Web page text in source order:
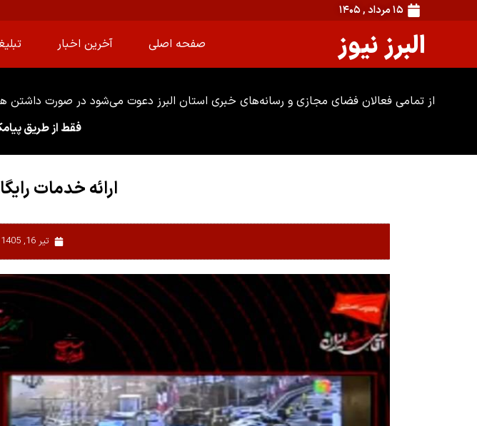
۱۵ مرداد , ۱۴۰۵
البرز نیوز صفحه اصلی آخرین اخبار
از تمامی فعالان فضای مجازی و رسانه‌های خبری استان البرز دعوت می‌شود در صورت داشتن
فقط از طریق پیامک :
ارائه خدمات
تیر 16, 1405